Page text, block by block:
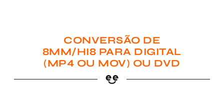
CONVERSÃO DE
8MM/HI8 PARA DIGITAL
(MP4 OU MOV) OU DVD